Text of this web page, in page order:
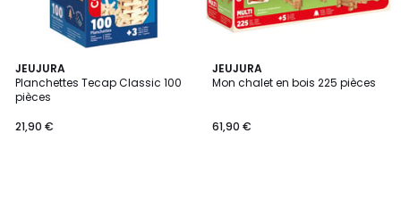
JEUJURA
Planchettes Tecap Classic 100
pièces
21,90 €
JEUJURA
Mon chalet en bois 225 pièces
61,90 €